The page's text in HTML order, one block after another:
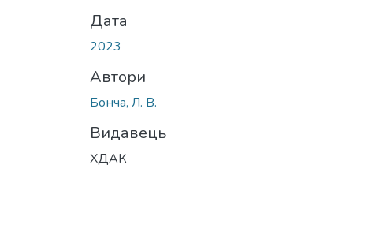
Дата
2023
Автори
Бонча, Л. В.
Видавець
ХДАК